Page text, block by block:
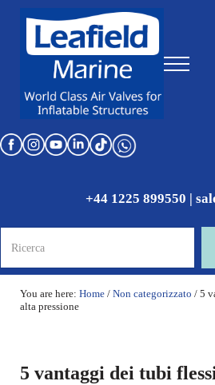
Menu
+44 1225 899550 |
You are here: Home / Non categorizzato /5
alta pressione
5 vantaggi dei tubi